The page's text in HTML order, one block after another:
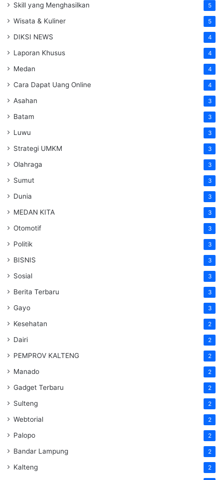
Skill yang Menghasilkan 5
Wisata & Kuliner 5
DIKSI NEWS 4
Laporan Khusus 4
Medan 4
Cara Dapat Uang Online 4
Asahan 3
Batam 3
Luwu 3
Strategi UMKM 3
Olahraga 3
Sumut 3
Dunia 3
MEDAN KITA 3
Otomotif 3
Politik 3
BISNIS 3
Sosial 3
Berita Terbaru 3
Gayo 3
Kesehatan 2
Dairi 2
PEMPROV KALTENG 2
Manado 2
Gadget Terbaru 2
Sulteng 2
Webtorial 2
Palopo 2
Bandar Lampung 2
Kalteng 2